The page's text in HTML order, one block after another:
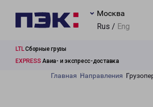
Москва
Rus / Eng
LTLСборные грузы
EXPRESS Авиа- и экспресс-доставка
Главная Направления